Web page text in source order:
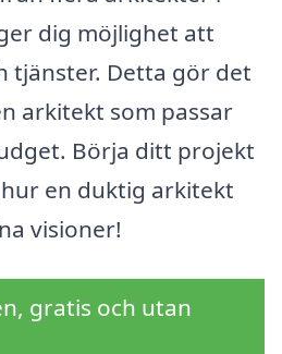
dig möjlighet att
tjänster. Detta gör det
arkitekt som passar
Börja ditt projekt
en duktig arkitekt
visioner!
gratis och utan